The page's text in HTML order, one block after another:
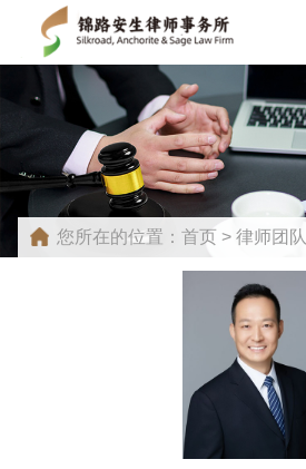
您所在的位置：首页 >律师团队